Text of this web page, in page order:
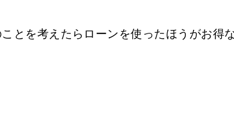
とを考えたらローンを使ったほうがお得